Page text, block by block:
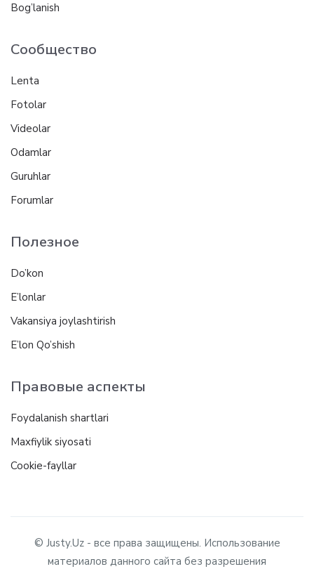
Bog’lanish
Сообщество
Lenta
Fotolar
Videolar
Odamlar
Guruhlar
Forumlar
Полезное
Do’kon
E’lonlar
Vakansiya joylashtirish
E’lon Qo’shish
Правовые аспекты
Foydalanish shartlari
Maxfiylik siyosati
Cookie-fayllar
© Justy.Uz - все права защищены. Использование
материалов данного сайта без разрешения